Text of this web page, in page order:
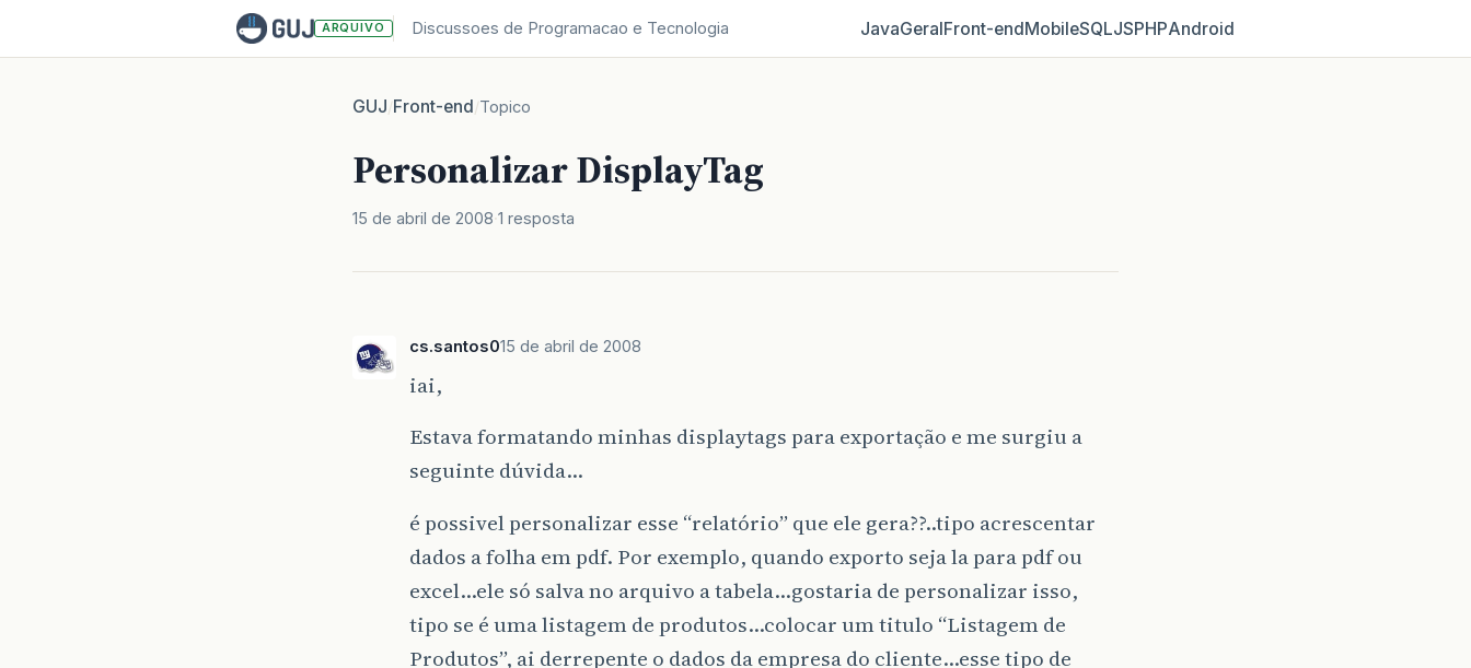
ARQUIVO Discussoes de Programacao e Tecnologia JavaGeralFront‑endMobileSQLJSPHPAndroid
GUJ/Front-end/Topico
Personalizar DisplayTag
15 de abril de 2008 1 resposta
cs.santos015 de abril de 2008
iai,
Estava formatando minhas displaytags para exportação e me surgiu a
seguinte dúvida…
é possivel personalizar esse “relatório” que ele gera??..tipo acrescentar
dados a folha em pdf. Por exemplo, quando exporto seja la para pdf ou
excel…ele só salva no arquivo a tabela…gostaria de personalizar isso,
tipo se é uma listagem de produtos…colocar um titulo “Listagem de
Produtos”, ai derrepente o dados da empresa do cliente…esse tipo de